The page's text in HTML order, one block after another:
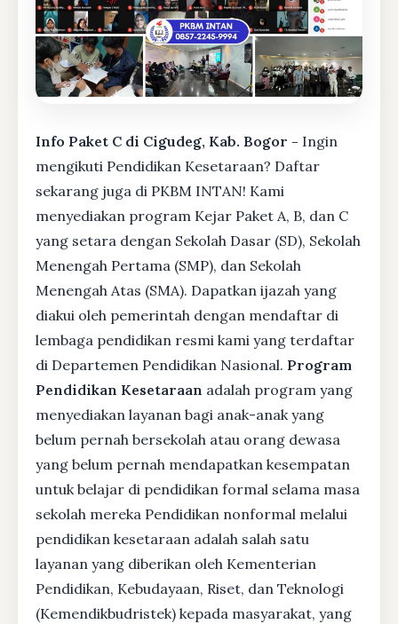
Info Paket C di Cigudeg, Kab. Bogor - Ingin
mengikuti Pendidikan Kesetaraan? Daftar
sekarang juga di PKBM INTAN! Kami
menyediakan program Kejar Paket A, B, dan C
yang setara dengan Sekolah Dasar (SD), Sekolah
Menengah Pertama (SMP), dan Sekolah
Menengah Atas (SMA). Dapatkan ijazah yang
diakui oleh pemerintah dengan mendaftar di
lembaga pendidikan resmi kami yang terdaftar
di Departemen Pendidikan Nasional. Program
Pendidikan Kesetaraan adalah program yang
menyediakan layanan bagi anak-anak yang
belum pernah bersekolah atau orang dewasa
yang belum pernah mendapatkan kesempatan
untuk belajar di pendidikan formal selama masa
sekolah mereka Pendidikan nonformal melalui
pendidikan kesetaraan adalah salah satu
layanan yang diberikan oleh Kementerian
Pendidikan, Kebudayaan, Riset, dan Teknologi
(Kemendikbudristek) kepada masyarakat, yang